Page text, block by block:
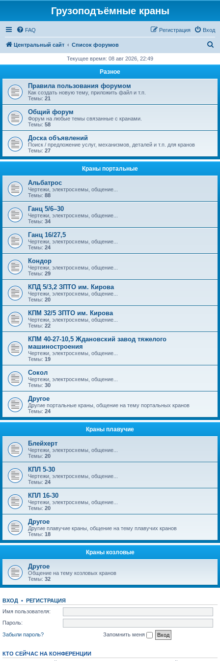
Грузоподъёмные краны
FAQ Вход
Регистрация
Центральный сайт Список форумов
с
Текущее время: 08 авг 2026, 22:49
Разное
Правила пользования форумом
Как создать новую тему, приложить файл и т.п.
Темы: 21
Общий форум
Форум на любые темы связанные с кранами.
Темы: 58
Доска объявлений
Поиск / предложение услуг, механизмов, деталей и т.п. для кранов
Темы: 27
Краны портальные
Альбатрос
Чертежи, электросхемы, общение...
Темы: 88
Ганц 5/6–30
Чертежи, электросхемы, общение...
Темы: 34
Ганц 16/27,5
Чертежи, электросхемы, общение...
Темы: 24
Кондор
Чертежи, электросхемы, общение...
Темы: 29
КПД 5/3,2 ЗПТО им. Кирова
Чертежи, электросхемы, общение...
Темы: 20
КПМ 32/5 ЗПТО им. Кирова
Чертежи, электросхемы, общение...
Темы: 22
КПМ 40-27-10,5 Ждановский завод тяжелого
машиностроения
Чертежи, электросхемы, общение...
Темы: 19
Сокол
Чертежи, электросхемы, общение...
Темы: 30
Другое
Другие портальные краны, общение на тему портальных кранов
Темы: 24
Краны плавучие
Блейхерт
Чертежи, электросхемы, общение...
Темы: 20
КПЛ 5-30
Чертежи, электросхемы, общение...
Темы: 24
КПЛ 16-30
Чертежи, электросхемы, общение...
Темы: 20
Другое
Другие плавучие краны, общение на тему плавучих кранов
Темы: 18
Краны козловые
Другое
Общение на тему козловых кранов
Темы: 32
ВХОД • РЕГИСТРАЦИЯ
Имя пользователя:
Пароль:
Забыли пароль?
Запомнить меня
КТО СЕЙЧАС НА КОНФЕРЕНЦИИ